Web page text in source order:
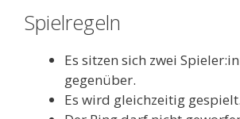
Spielregeln
Es sitzen sich zwei
gegenüber.
Es wird gleichzeitig gespielt.